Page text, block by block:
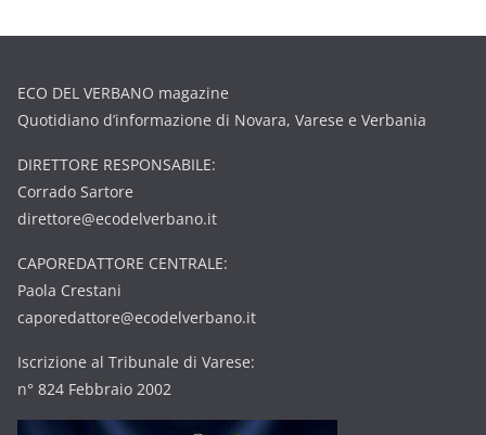
ECO DEL VERBANO magazine
Quotidiano d’informazione di Novara, Varese e Verbania
DIRETTORE RESPONSABILE:
Corrado Sartore
direttore@ecodelverbano.it
CAPOREDATTORE CENTRALE:
Paola Crestani
caporedattore@ecodelverbano.it
Iscrizione al Tribunale di Varese:
n° 824 Febbraio 2002